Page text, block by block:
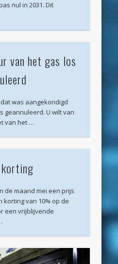
nul in 2031. Dit
van het gas los
was aangekondigd
geannuleerd. U wilt van
van het …
de maand mei een prijs
korting van 10% op de
een vrijblijvende